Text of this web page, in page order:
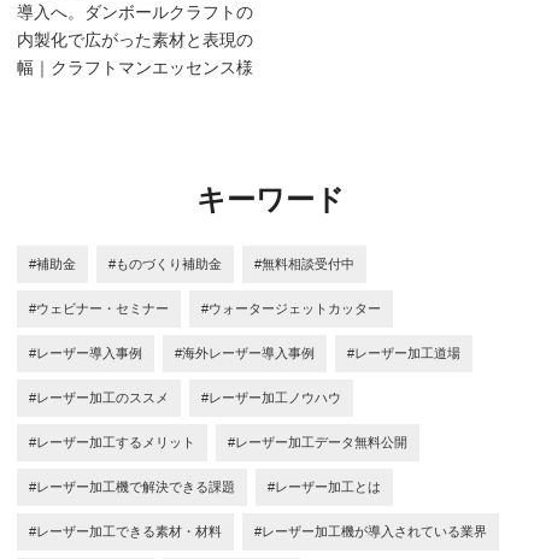
導入へ。ダンボールクラフトの
内製化で広がった素材と表現の
幅｜クラフトマンエッセンス様
キーワード
#補助金 #ものづくり補助金 #無料相談受付中
#ウェビナー・セミナー #ウォータージェットカッター
#レーザー導入事例 #海外レーザー導入事例 #レーザー加工道場
#レーザー加工のススメ #レーザー加工ノウハウ
#レーザー加工するメリット #レーザー加工データ無料公開
#レーザー加工機で解決できる課題 #レーザー加工とは
#レーザー加工できる素材・材料 #レーザー加工機が導入されている業界